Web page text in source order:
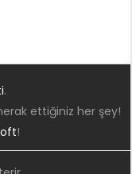
.
ettiğiniz her şey!
!